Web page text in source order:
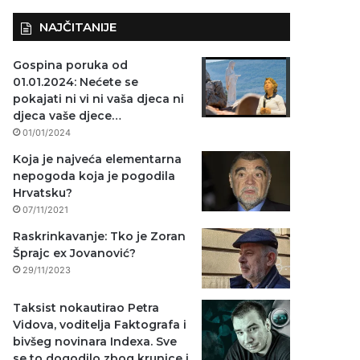
NAJČITANIJE
Gospina poruka od
01.01.2024: Nećete se
pokajati ni vi ni vaša djeca ni
djeca vaše djece…
01/01/2024
Koja je najveća elementarna
nepogoda koja je pogodila
Hrvatsku?
07/11/2021
Raskrinkavanje: Tko je Zoran
Šprajc ex Jovanović?
29/11/2023
Taksist nokautirao Petra
Vidova, voditelja Faktografa i
bivšeg novinara Indexa. Sve